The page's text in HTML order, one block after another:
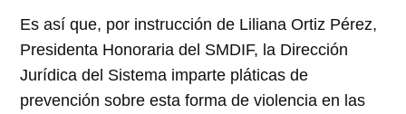
Es así que, por instrucción de Liliana Ortiz Pérez,
Presidenta Honoraria del SMDIF, la Dirección
Jurídica del Sistema imparte pláticas de
prevención sobre esta forma de violencia en las